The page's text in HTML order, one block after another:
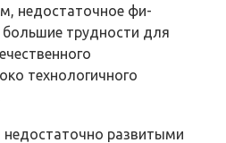
недостаточное фи­
трудности для
технологичного
развитыми